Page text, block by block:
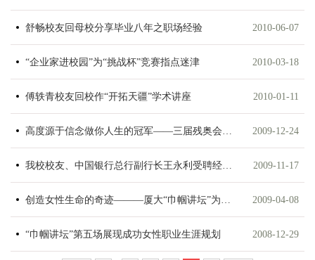
舒畅校友回母校分享毕业八年之职场经验 2010-06-07
“企业家进校园”为“挑战杯”竞赛指点迷津 2010-03-18
傅轶青校友回校作“开拓天疆”学术讲座 2010-01-11
高度源于信念做你人生的冠军――三届残奥会冠军侯斌回厦大母校作精彩演讲 2009-12-24
我校校友、中国银行总行副行长王永利受聘经济学院兼职教授并为经院师生... 2009-11-17
创造女性生命的奇迹―――厦大“巾帼讲坛”为88周年校庆献礼 2009-04-08
“巾帼讲坛”第五场展现成功女性职业生涯规划 2008-12-29